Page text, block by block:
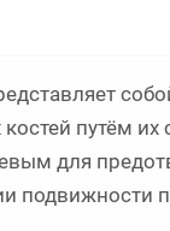
путём их
для
подвижности